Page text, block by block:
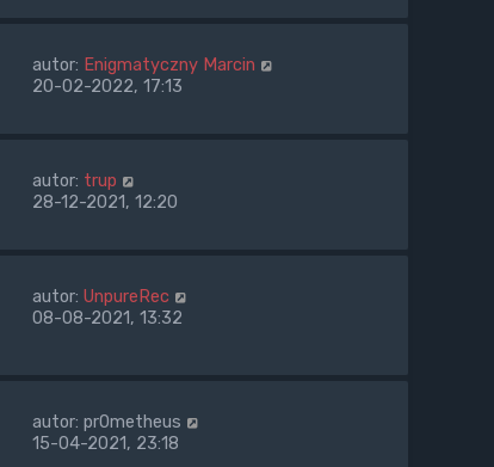
autor: Enigmatyczny Marcin
20-02-2022, 17:13
autor: trup
28-12-2021, 12:20
autor: UnpureRec
08-08-2021, 13:32
autor: pr0metheus
15-04-2021, 23:18